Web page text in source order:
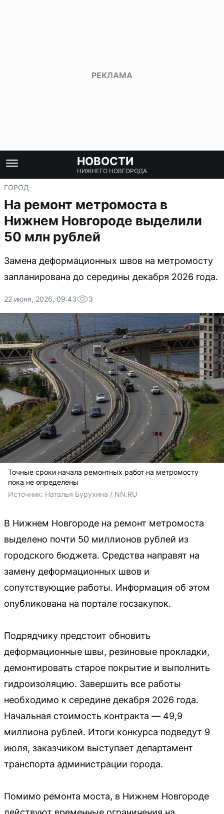
НОВОСТИ
НИЖНЕГО НОВГОРОДА
ГОРОД
На ремонт метромоста в
Нижнем Новгороде выделили
50 млн рублей
Замена деформационных швов на метромосту
запланирована до середины декабря 2026 года.
22 июня, 2026, 09:43 3
Точные сроки начала ремонтных работ на метромосту
пока не определены
Источник: Наталья Бурухина / NN.RU
В Нижнем Новгороде на ремонт метромоста
выделено почти 50 миллионов рублей из
городского бюджета. Средства направят на
замену деформационных швов и
сопутствующие работы. Информация об этом
опубликована на портале госзакупок.
Подрядчику предстоит обновить
деформационные швы, резиновые прокладки,
демонтировать старое покрытие и выполнить
гидроизоляцию. Завершить все работы
необходимо к середине декабря 2026 года.
Начальная стоимость контракта — 49,9
миллиона рублей. Итоги конкурса подведут 9
июля, заказчиком выступает департамент
транспорта администрации города.
Помимо ремонта моста, в Нижнем Новгороде